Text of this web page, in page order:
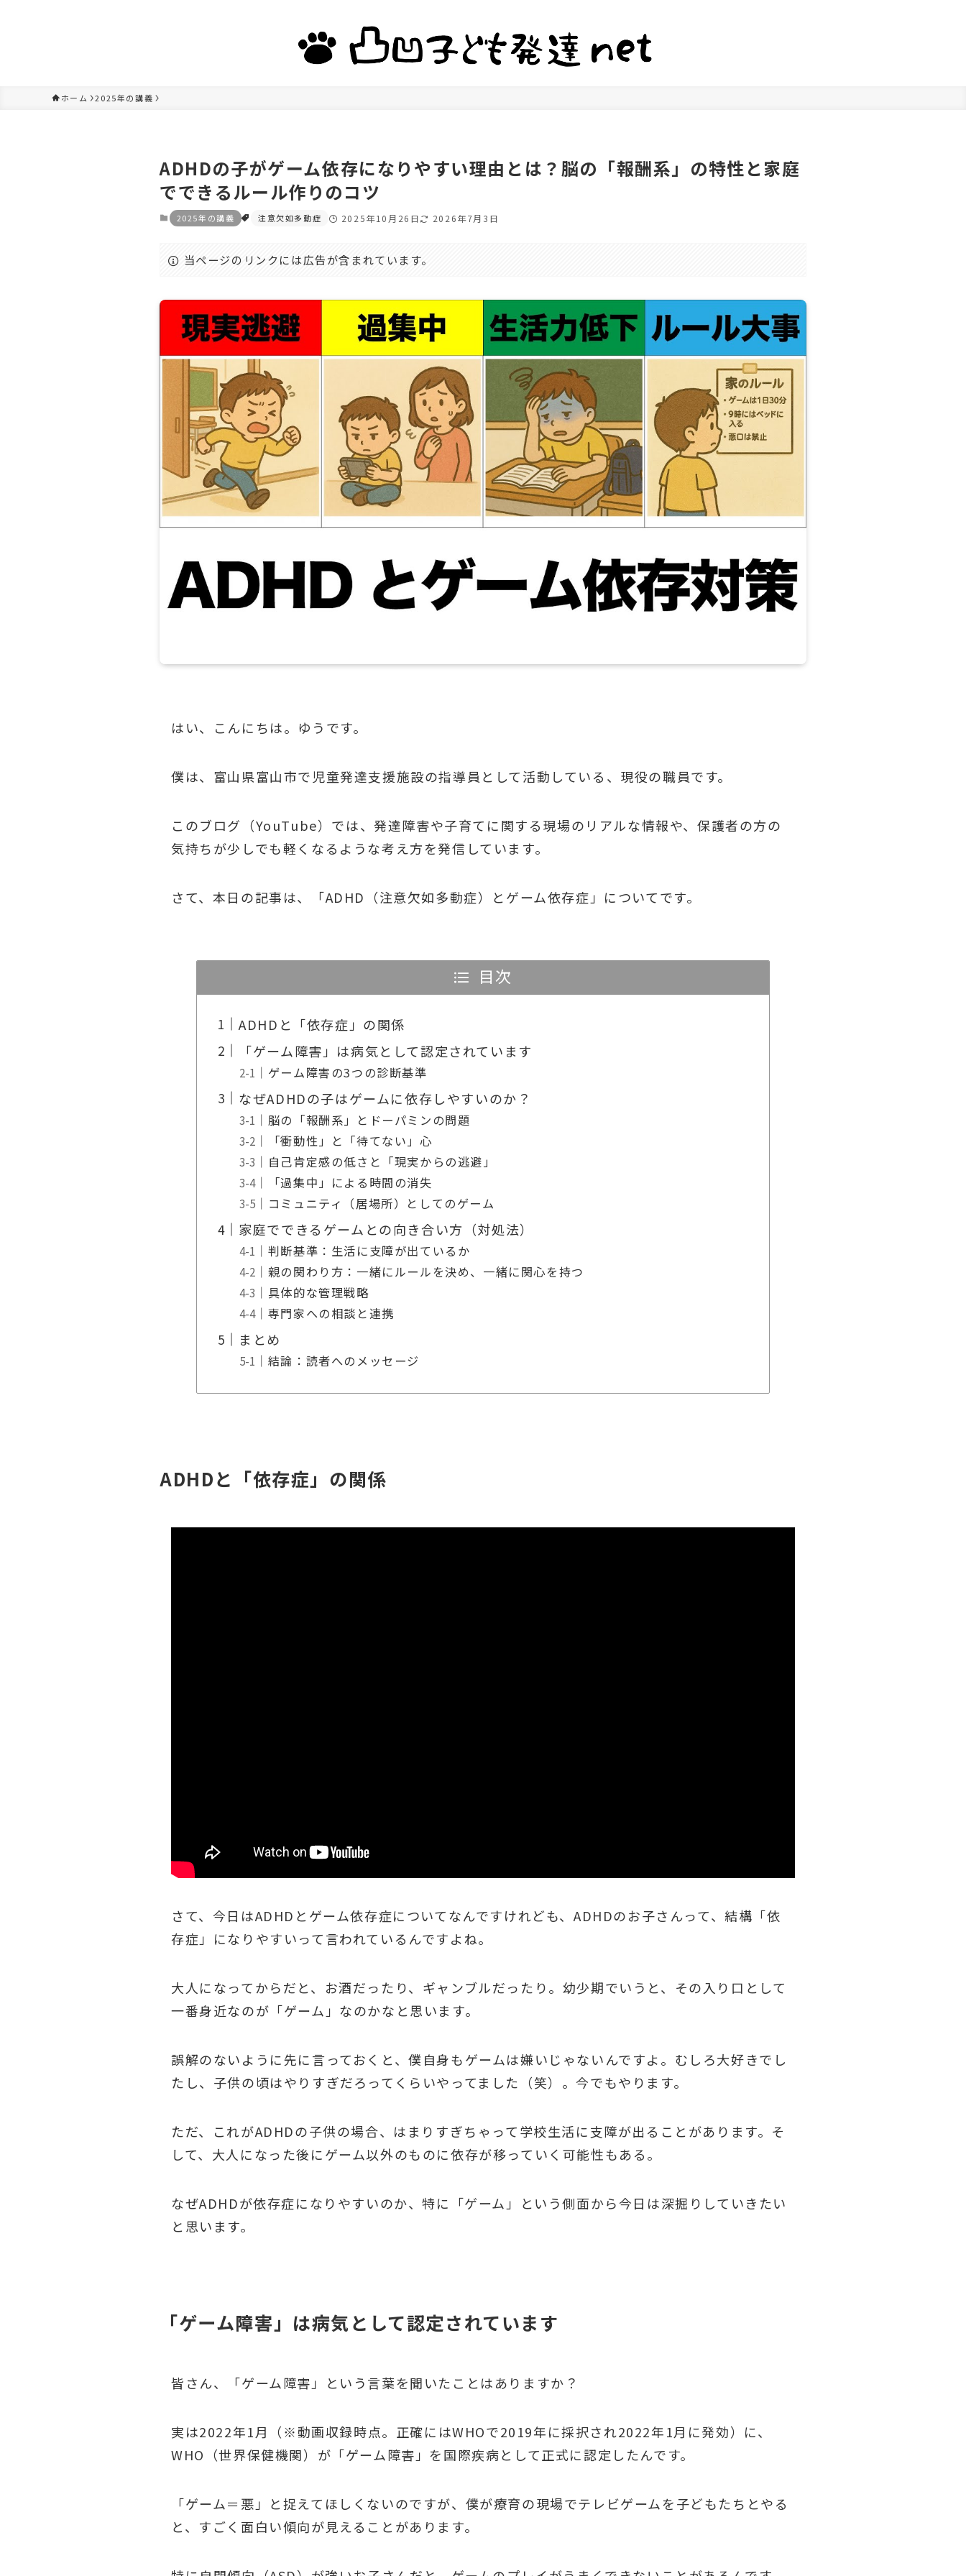
ホーム 2025年の講義
ADHDの子がゲーム依存になりやすい理由とは？脳の「報酬系」の特性と家庭
でできるルール作りのコツ
2025年の講義 注意欠如多動症 2025年10月26日 2026年7月3日
当ページのリンクには広告が含まれています。
はい、こんにちは。ゆうです。
僕は、富山県富山市で児童発達支援施設の指導員として活動している、現役の職員です。
このブログ（YouTube）では、発達障害や子育てに関する現場のリアルな情報や、保護者の方の
気持ちが少しでも軽くなるような考え方を発信しています。
さて、本日の記事は、「ADHD（注意欠如多動症）とゲーム依存症」についてです。
目次
ADHDと「依存症」の関係
「ゲーム障害」は病気として認定されています
ゲーム障害の3つの診断基準
なぜADHDの子はゲームに依存しやすいのか？
脳の「報酬系」とドーパミンの問題
「衝動性」と「待てない」心
自己肯定感の低さと「現実からの逃避」
「過集中」による時間の消失
コミュニティ（居場所）としてのゲーム
家庭でできるゲームとの向き合い方（対処法）
判断基準：生活に支障が出ているか
親の関わり方：一緒にルールを決め、一緒に関心を持つ
具体的な管理戦略
専門家への相談と連携
まとめ
結論：読者へのメッセージ
ADHDと「依存症」の関係
さて、今日はADHDとゲーム依存症についてなんですけれども、ADHDのお子さんって、結構「依
存症」になりやすいって言われているんですよね。
大人になってからだと、お酒だったり、ギャンブルだったり。幼少期でいうと、その入り口として
一番身近なのが「ゲーム」なのかなと思います。
誤解のないように先に言っておくと、僕自身もゲームは嫌いじゃないんですよ。むしろ大好きでし
たし、子供の頃はやりすぎだろってくらいやってました（笑）。今でもやります。
ただ、これがADHDの子供の場合、はまりすぎちゃって学校生活に支障が出ることがあります。そ
して、大人になった後にゲーム以外のものに依存が移っていく可能性もある。
なぜADHDが依存症になりやすいのか、特に「ゲーム」という側面から今日は深掘りしていきたい
と思います。
「ゲーム障害」は病気として認定されています
皆さん、「ゲーム障害」という言葉を聞いたことはありますか？
実は2022年1月（※動画収録時点。正確にはWHOで2019年に採択され2022年1月に発効）に、
WHO（世界保健機関）が「ゲーム障害」を国際疾病として正式に認定したんです。
「ゲーム＝悪」と捉えてほしくないのですが、僕が療育の現場でテレビゲームを子どもたちとやる
と、すごく面白い傾向が見えることがあります。